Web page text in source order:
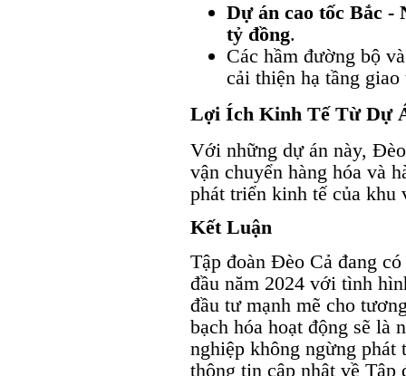
Dự án cao tốc Bắc -
tỷ đồng.
Các hầm đường bộ
cải thiện hạ tầng giao
Lợi Ích Kinh Tế Từ Dự
Với những dự án này,
vận chuyển hàng hóa và
phát triển kinh tế của khu
Kết Luận
Tập đoàn Đèo Cả đang
đầu năm 2024 với tình
đầu tư mạnh mẽ cho
bạch hóa hoạt động sẽ là
nghiệp không ngừng phát
thông tin cập nhật về Tập